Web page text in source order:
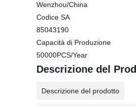
Wenzhou/China
Codice SA
85043190
Capacità di Produzione
50000PCS/Year
Descrizione del
Descrizione del prodotto